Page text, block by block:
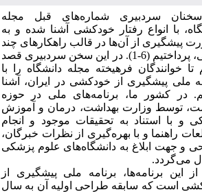
سردبیری شماره‌های قبل مجله
با انواع رفتار خودکشی آشنا شده و به
پیشگیری از آن‌ها در قالب راهکارهای چند
وجهی، پرداختیم (6-1). در این سخن سردبیری قصد
تا خوانندگان فرهیخته مجله دانشگاه را با
ملی پیشگیری از خودکشی در ایران، آشنا
در کشور ما، برنامه‌های ملی در حوزه
توسط وزارت بهداشت، درمان و آموزش
و با استناد به تحقیقات موجود و انجام
راهنما و با بهره‌گیری از نظرات خبرگان،
و جهت ابلاغ به دانشگاه‌های علوم پزشکی
می‌گردد.
این برنامه‌ها، برنامه ملی پیشگیری از
است که سابقه طراحی اولیه آن به سال